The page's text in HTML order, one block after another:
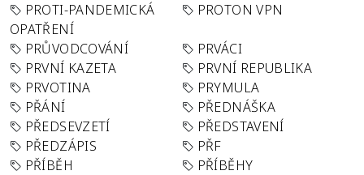
PROTI-PANDEMICKÁ
OPATŘENÍ
PROTON VPN
PRŮVODCOVÁNÍ
PRVÁCI
PRVNÍ KAZETA
PRVNÍ REPUBLIKA
PRVOTINA
PRYMULA
PŘÁNÍ
PŘEDNÁŠKA
PŘEDSEVZETÍ
PŘEDSTAVENÍ
PŘEDZÁPIS
PŘF
PŘÍBĚH
PŘÍBĚHY